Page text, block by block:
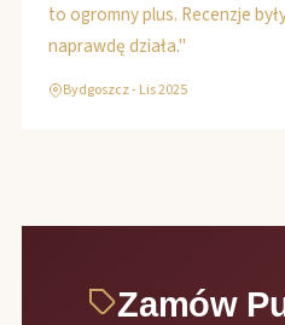
to ogromny plus. Recenzje
naprawdę działa."
Bydgoszcz - Lis 2025
Zamów